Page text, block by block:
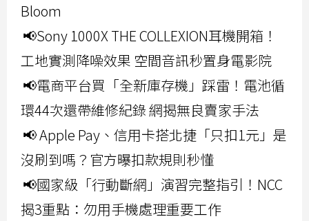
Bloom
📢Sony 1000X THE COLLEXION耳機開箱！
工地實測降噪效果 空間音訊秒置身電影院
📢電商平台買「全新庫存機」踩雷！電池循
環44次還帶維修紀錄 網揭無良賣家手法
📢 Apple Pay、信用卡搭北捷「只扣1元」是
沒刷到嗎？官方曝扣款規則秒懂
📢國家級「行動斷網」演習完整指引！NCC
揭3重點：勿用手機處理重要工作